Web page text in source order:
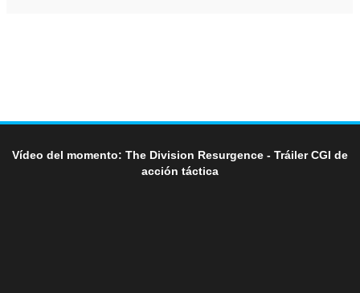
Vídeo del momento: The Division Resurgence - Tráiler CGI de
acción táctica